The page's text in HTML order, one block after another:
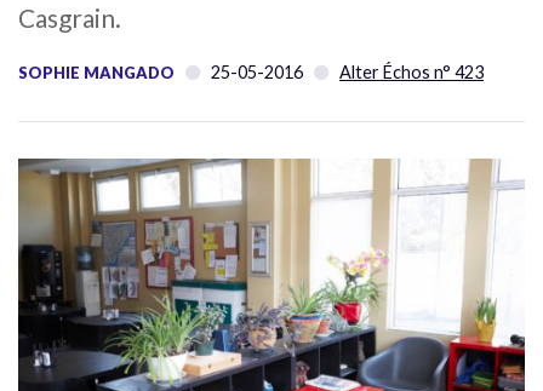
Casgrain.
SOPHIE MANGADO 25-05-2016 Alter Échos n° 423